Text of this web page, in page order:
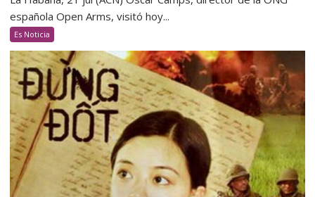
española Open Arms, visitó hoy...
Es Noticia